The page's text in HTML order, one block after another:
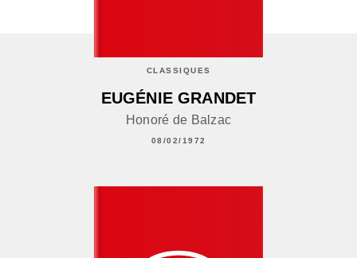
CLASSIQUES
EUGÉNIE GRANDET
Honoré de Balzac
08/02/1972